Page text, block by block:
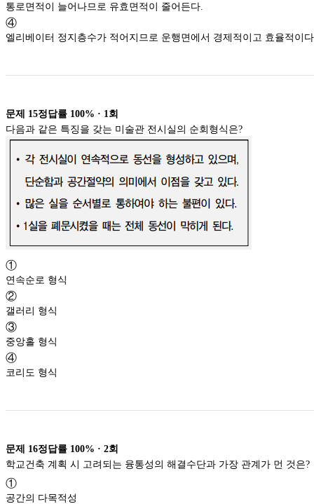
통로면적이 늘어나므로 유효면적이 줄어든다.
④
엘리베이터 정지층수가 적어지므로 운행면에서 경제적이고 효율적이
문제 15정답률 100% · 1 회
다음과 같은 특징을 갖는 미술관 전시실의 순회형식은?
①
연속순로 형식
②
갤러리 형식
③
중앙홀 형식
④
코리도 형식
문제 16정답률 100% · 2회
학교건축 계획 시 고려되는 융통성의 해결수단과 가장 관계가 먼 것은?
①
공간의 다목적성